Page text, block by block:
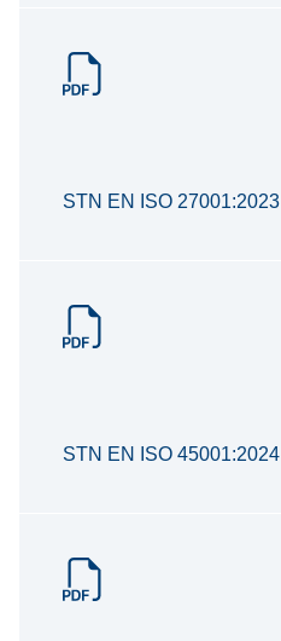
STN EN ISO 27001:2023
STN EN ISO 45001:2024